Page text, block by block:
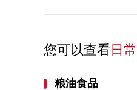
您可以查看日
粮油食品